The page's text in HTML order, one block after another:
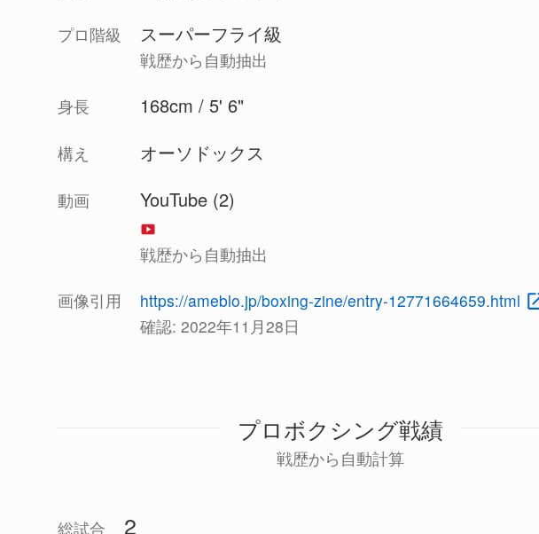
プロ階級 スーパーフライ級
戦歴から自動抽出
身長 168cm / 5' 6"
構え オーソドックス
動画 YouTube (2)
戦歴から自動抽出
画像引用
https://ameblo.jp/boxing-zine/entry-12771664659.html
確認: 2022年11月28日
プロボクシング戦績
戦歴から自動計算
総試合 2